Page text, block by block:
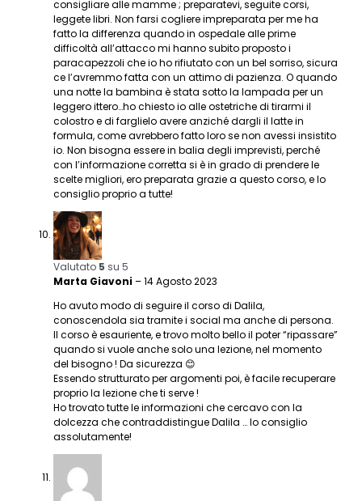
consigliare alle mamme ; preparatevi, seguite corsi,
leggete libri. Non farsi cogliere impreparata per me ha
fatto la differenza quando in ospedale alle prime
difficoltà all’attacco mi hanno subito proposto i
paracapezzoli che io ho rifiutato con un bel sorriso, sicura
ce l’avremmo fatta con un attimo di pazienza. O quando
una notte la bambina è stata sotto la lampada per un
leggero ittero…ho chiesto io alle ostetriche di tirarmi il
colostro e di farglielo avere anziché dargli il latte in
formula, come avrebbero fatto loro se non avessi insistito
io. Non bisogna essere in balia degli imprevisti, perché
con l’informazione corretta si è in grado di prendere le
scelte migliori, ero preparata grazie a questo corso, e lo
consiglio proprio a tutte!
Valutato 5 su 5
Marta Giavoni–14 Agosto 2023
Ho avuto modo di seguire il corso di Dalila,
conoscendola sia tramite i social ma anche di persona.
Il corso è esauriente, e trovo molto bello il poter “ripassare”
quando si vuole anche solo una lezione, nel momento
del bisogno ! Da sicurezza 😊
Essendo strutturato per argomenti poi, è facile recuperare
proprio la lezione che ti serve !
Ho trovato tutte le informazioni che cercavo con la
dolcezza che contraddistingue Dalila … lo consiglio
assolutamente!